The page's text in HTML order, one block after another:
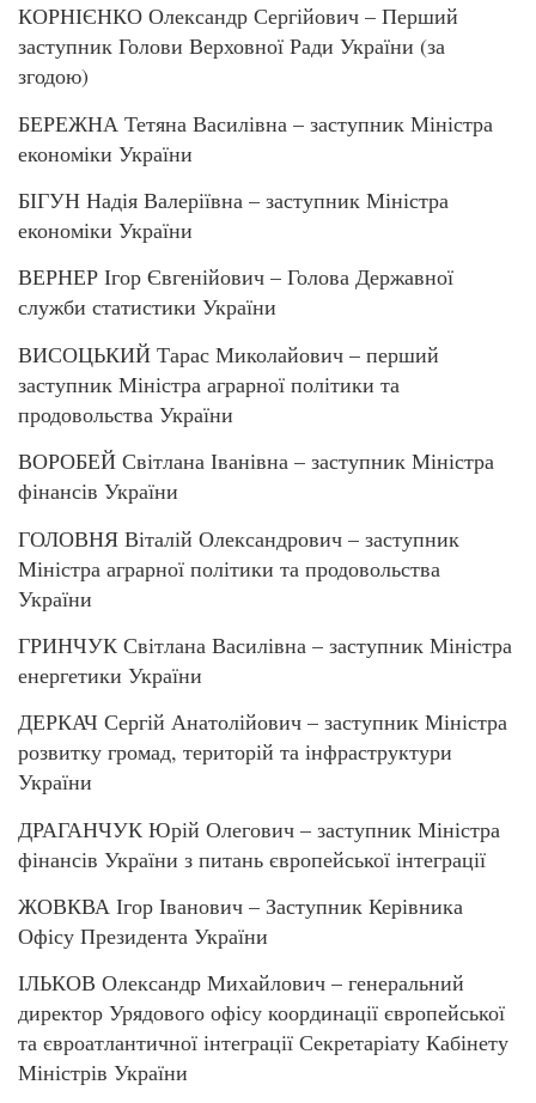
КОРНІЄНКО Олександр Сергійович – Перший
заступник Голови Верховної Ради України (за
згодою)
БЕРЕЖНА Тетяна Василівна – заступник Міністра
економіки України
БІГУН Надія Валеріївна – заступник Міністра
економіки України
ВЕРНЕР Ігор Євгенійович – Голова Державної
служби статистики України
ВИСОЦЬКИЙ Тарас Миколайович – перший
заступник Міністра аграрної політики та
продовольства України
ВОРОБЕЙ Світлана Іванівна – заступник Міністра
фінансів України
ГОЛОВНЯ Віталій Олександрович – заступник
Міністра аграрної політики та продовольства
України
ГРИНЧУК Світлана Василівна – заступник Міністра
енергетики України
ДЕРКАЧ Сергій Анатолійович – заступник Міністра
розвитку громад, територій та інфраструктури
України
ДРАГАНЧУК Юрій Олегович – заступник Міністра
фінансів України з питань європейської інтеграції
ЖОВКВА Ігор Іванович – Заступник Керівника
Офісу Президента України
ІЛЬКОВ Олександр Михайлович – генеральний
директор Урядового офісу координації європейської
та євроатлантичної інтеграції Секретаріату Кабінету
Міністрів України